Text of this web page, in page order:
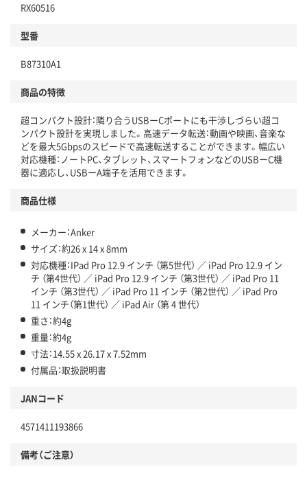
RX60516
型番
B87310A1
商品の特徴
超コンパクト設計：隣り合うUSBーCポートにも干渉しづらい超コ
ンパクト設計を実現しました。高速データ転送：動画や映画、音楽な
どを最大5Gbpsのスピードで高速転送することができます。幅広い
対応機種：ノートPC、タブレット、スマートフォンなどのUSBーC機
器に適応し、USBーA端子を活用できます。
商品仕様
メーカー：Anker
サイズ：約26 x 14 x 8mm
対応機種：IPad Pro 12.9 インチ （第5世代） ／ iPad Pro 12.9 イン
チ （第4世代） ／ iPad Pro 12.9 インチ （第3世代） ／ iPad Pro 11
インチ （第3世代） ／ iPad Pro 11 インチ （第2世代） ／ iPad Pro
11 インチ（第1世代） ／ iPad Air （第 4 世代）
重さ：約4g
重量：約4g
寸法：14.55 x 26.17 x 7.52mm
付属品：取扱説明書
JANコード
4571411193866
備考（ご注意）